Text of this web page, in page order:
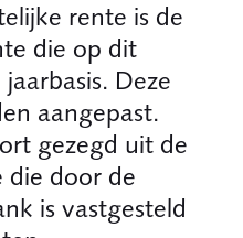
rente is de
die op dit
Deze
aangepast.
gezegd uit de
die door de
is vastgesteld